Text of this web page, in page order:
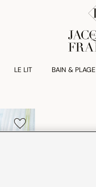
LE LIT BAIN & PLAGE